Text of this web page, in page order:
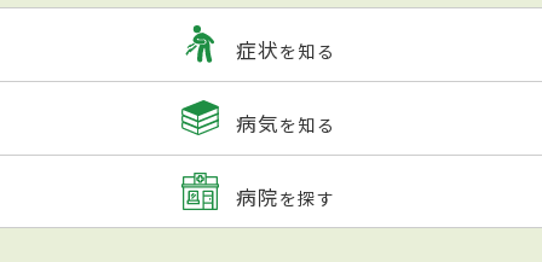
症状を知る
病気を知る
病院を探す